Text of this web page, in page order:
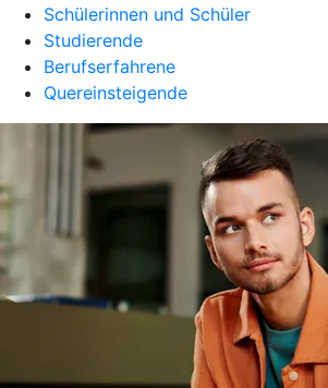
Schülerinnen und Schüler
Studierende
Berufserfahrene
Quereinsteigende